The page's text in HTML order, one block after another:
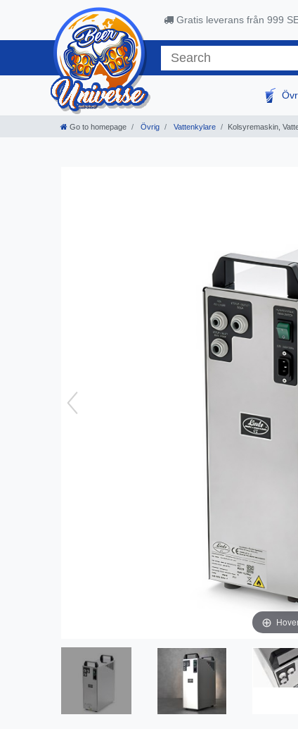
Gratis leverans från 999
Go to homepage Övrig Vattenkylare Kolsyremaskin,